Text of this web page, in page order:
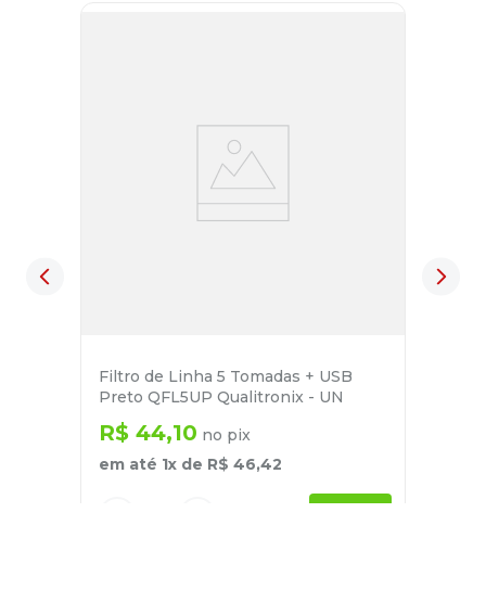
Filtro de Linha 5 Tomadas + USB
Preto QFL5UP Qualitronix - UN
R$ 44,10 no pix
em até 1x de R$ 46,42